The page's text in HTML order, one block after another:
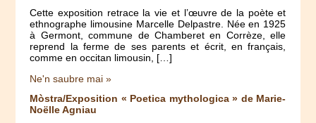
Cette exposition retrace la vie et l’œuvre de la poète et
ethnographe limousine Marcelle Delpastre. Née en 1925
à Germont, commune de Chamberet en Corrèze, elle
reprend la ferme de ses parents et écrit, en français,
comme en occitan limousin, […]
Ne'n saubre mai »
Mòstra/Exposition « Poetica mythologica » de Marie-
Noëlle Agniau